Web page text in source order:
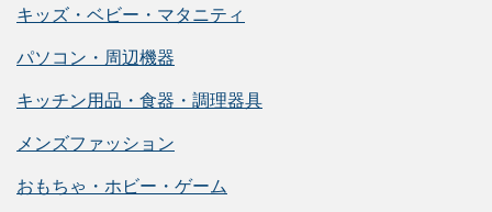
キッズ・ベビー・マタニティ
パソコン・周辺機器
キッチン用品・食器・調理器具
メンズファッション
おもちゃ・ホビー・ゲーム